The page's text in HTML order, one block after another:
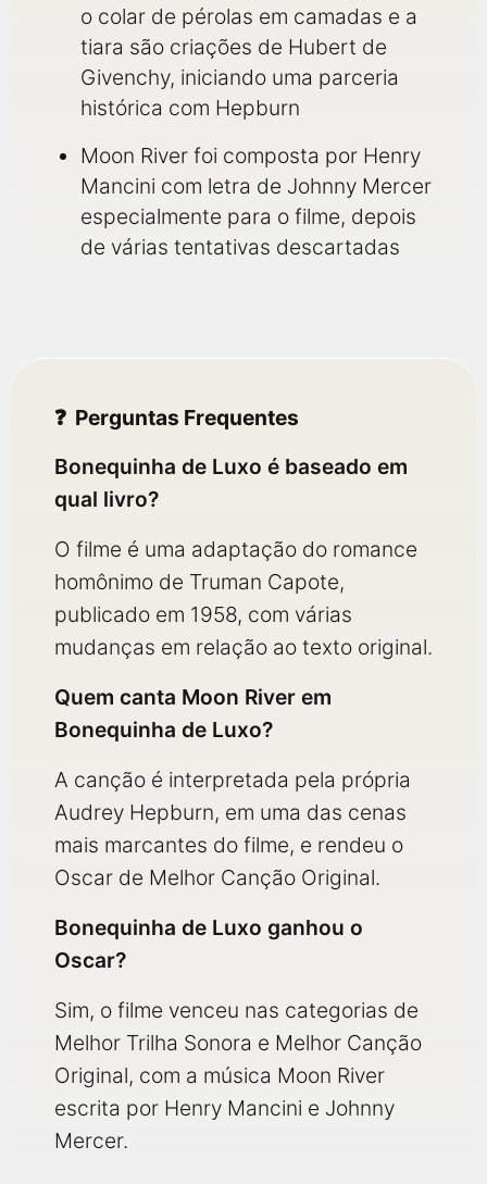
o colar de pérolas em camadas e a
tiara são criações de Hubert de
Givenchy, iniciando uma parceria
histórica com Hepburn
Moon River foi composta por Henry
Mancini com letra de Johnny Mercer
especialmente para o filme, depois
de várias tentativas descartadas
Perguntas Frequentes
Bonequinha de Luxo é baseado em
qual livro?
O filme é uma adaptação do romance
homônimo de Truman Capote,
publicado em 1958, com várias
mudanças em relação ao texto original.
Quem canta Moon River em
Bonequinha de Luxo?
A canção é interpretada pela própria
Audrey Hepburn, em uma das cenas
mais marcantes do filme, e rendeu o
Oscar de Melhor Canção Original.
Bonequinha de Luxo ganhou o
Oscar?
Sim, o filme venceu nas categorias de
Melhor Trilha Sonora e Melhor Canção
Original, com a música Moon River
escrita por Henry Mancini e Johnny
Mercer.